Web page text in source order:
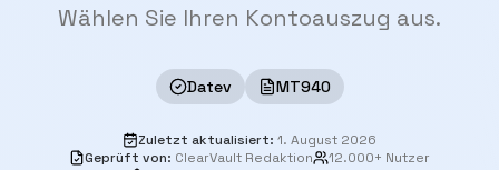
Wählen Sie Ihren Kontoauszug aus.
Datev MT940
Zuletzt aktualisiert: 1. August 2026
Geprüft von: ClearVault Redaktion
12.000+ Nutzer